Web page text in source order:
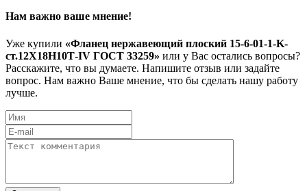
Нам важно ваше мнение!
Уже купили «Фланец нержавеющий плоский 15-6-01-1-K-
ст.12Х18Н10Т-IV ГОСТ 33259» или у Вас остались вопросы?
Расскажите, что вы думаете. Напишите отзыв или задайте
вопрос. Нам важно Ваше мнение, что бы сделать нашу работу
лучше.